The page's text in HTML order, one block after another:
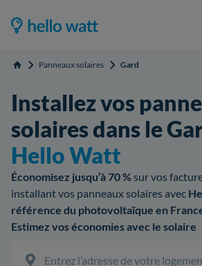
Accueil Panneaux solaires Gard
Installez vos
solaires dans le
Hello Watt
Économisez jusqu’à 70 %sur vos
installant vos panneaux solaires avec
référence du photovoltaïque en
Estimez vos économies avec le solaire